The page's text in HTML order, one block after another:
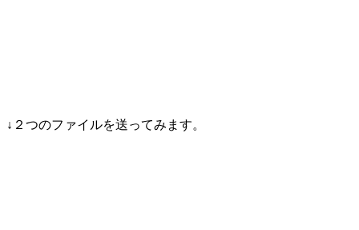
↓２つのファイルを送ってみます。